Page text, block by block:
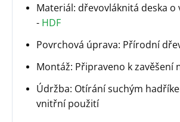
Materiál: dřevovláknitá deska o
- HDF
Povrchová úprava: Přírodní
Montáž: Připraveno k zavěšení
Údržba: Otírání suchým
vnitřní použití